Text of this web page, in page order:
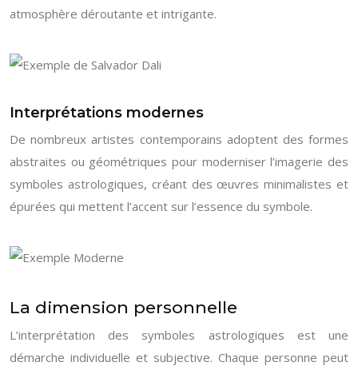
atmosphère déroutante et intrigante.
Interprétations modernes
De nombreux artistes contemporains adoptent des formes
abstraites ou géométriques pour moderniser l’imagerie des
symboles astrologiques, créant des œuvres minimalistes et
épurées qui mettent l’accent sur l’essence du symbole.
La dimension personnelle
L’interprétation des symboles astrologiques est une
démarche individuelle et subjective. Chaque personne peut